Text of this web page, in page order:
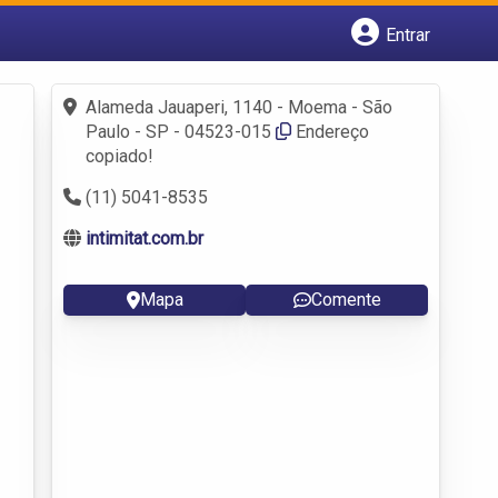
Entrar
Fazer login
Criar conta
Alameda Jauaperi, 1140 - Moema - São
Paulo - SP - 04523-015
Endereço
copiado!
(11) 5041-8535
intimitat.com.br
Mapa Comente